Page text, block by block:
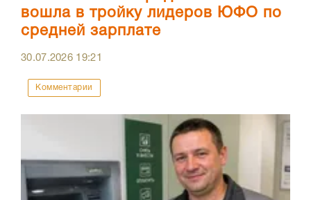
вошла в тройку лидеров ЮФО по
средней зарплате
30.07.2026 19:21
Комментарии